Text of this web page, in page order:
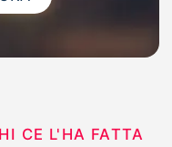
CE L'HA FATTA